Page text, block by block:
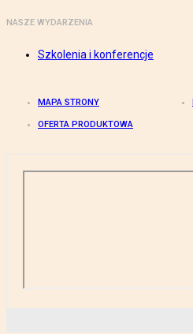
NASZE WYDARZENIA
Szkolenia i konferencje
MAPA STRONY
OFERTA PRODUKTOWA